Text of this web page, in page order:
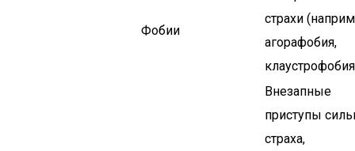
Фобии
страхи
агорафобия,
Внезапные
приступы
страха,